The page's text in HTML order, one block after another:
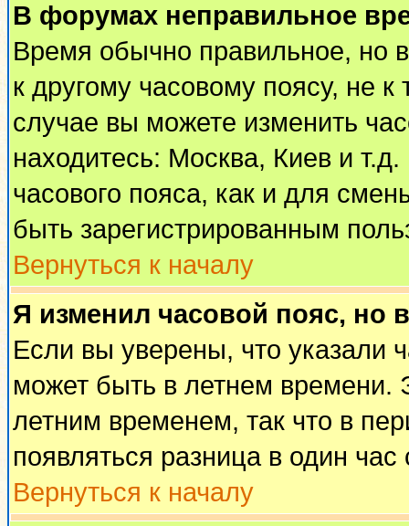
В форумах неправильное
Время обычно правильное, но
к другому часовому поясу, не
случае вы можете изменить
находитесь: Москва, Киев и
часового пояса, как и для
быть зарегистрированным
Вернуться к началу
Я изменил часовой пояс, но
Если вы уверены, что указали
может быть в летнем времени.
летним временем, так что в
появляться разница в один
Вернуться к началу